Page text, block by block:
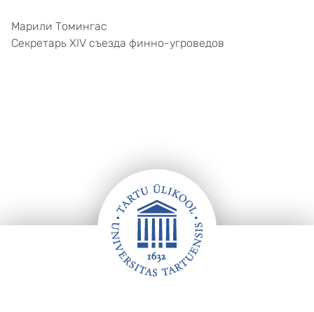
Марили Томингас
Секретарь XIV съезда финно-угроведов